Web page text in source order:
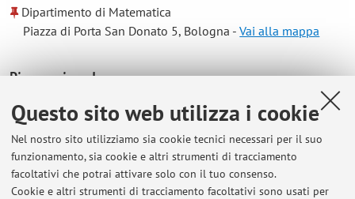
Questo sito web utilizza i cookie
Nel nostro sito utilizziamo sia cookie tecnici necessari per il suo
funzionamento, sia cookie e altri strumenti di tracciamento
facoltativi che potrai attivare solo con il tuo consenso.
Cookie e altri strumenti di tracciamento facoltativi sono usati per
Dipartimento di Matematica
Piazza di Porta San Donato 5, Bologna -Vai alla mappa
Risorse in rete
ORCID
Orario di ricevimento